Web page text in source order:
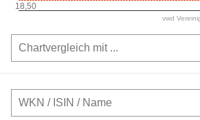
18,50
vwd